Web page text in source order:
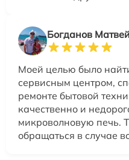
Богданов Матвей
Моей целью было
сервисным центром,
ремонте бытовой
качественно и
микроволновую печь.
обращаться в случае